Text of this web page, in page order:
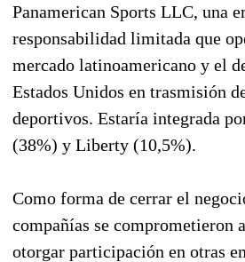
Panamerican Sports LLC, una
responsabilidad limitada que
mercado latinoamericano y el
Estados Unidos en trasmisión
deportivos. Estaría integrada
(38%) y Liberty (10,5%).
Como forma de cerrar el
compañías se comprometieron
otorgar participación en otras